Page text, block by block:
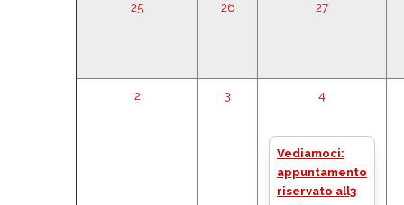
25 26 27
2 3 4
Vediamoci:
appuntamento
riservato all3